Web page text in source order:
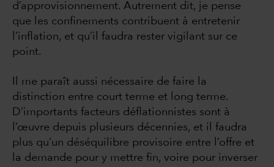
d’approvisionnement. Autrement dit, je pense
que les confinements contribuent à entretenir
l’inflation, et qu’il faudra rester vigilant sur ce
point.
Il me paraît aussi nécessaire de faire la
distinction entre court terme et long terme.
D’importants facteurs déflationnistes sont à
l’œuvre depuis plusieurs décennies, et il faudra
plus qu’un déséquilibre provisoire entre l’offre et
la demande pour y mettre fin, voire pour inverser